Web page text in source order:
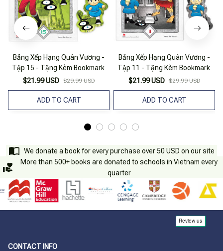
Bảng Xếp Hạng Quân Vương -
Tập 15 - Tặng Kèm Bookmark
$21.99 USD $29.99 USD
ADD TO CART
Bảng Xếp Hạng Quân Vương -
Tập 11 - Tặng Kèm Bookmark
$21.99 USD $29.99 USD
ADD TO CART
We donate a book for every purchase over 50 USD on our site
More than 500+ books are donated to schools in Vietnam every
quarter
CONTACT INFO